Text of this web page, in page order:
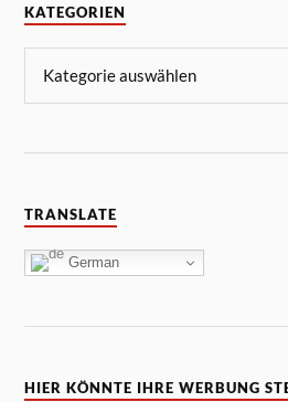
KATEGORIEN
TRANSLATE
German
HIER KÖNNTE IHRE WERBUNG